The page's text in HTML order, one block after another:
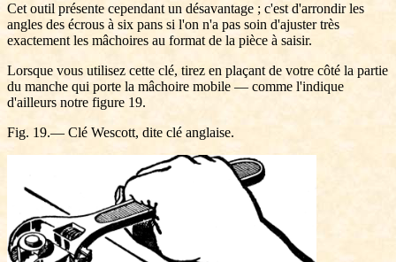
Cet outil présente cependant un désavantage ; c'est d'arrondir les
angles des écrous à six pans si l'on n'a pas soin d'ajuster très
exactement les mâchoires au format de la pièce à saisir.
Lorsque vous utilisez cette clé, tirez en plaçant de votre côté la partie
du manche qui porte la mâchoire mobile — comme l'indique
d'ailleurs notre figure 19.
Fig. 19.— Clé Wescott, dite clé anglaise.